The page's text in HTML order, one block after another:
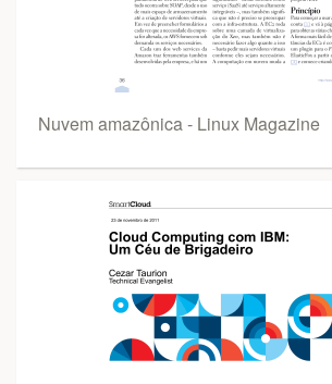
Nuvem amazônica - Linux Magazine